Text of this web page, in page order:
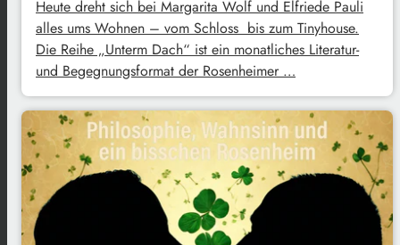
Heute dreht sich bei Margarita Wolf und Elfriede Pauli
alles ums Wohnen – vom Schloss bis zum Tinyhouse.
Die Reihe „Unterm Dach“ ist ein monatliches Literatur-
und Begegnungsformat der Rosenheimer …